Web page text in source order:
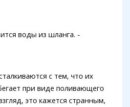
с тем, что их
при виде поливающего
это кажется странным,